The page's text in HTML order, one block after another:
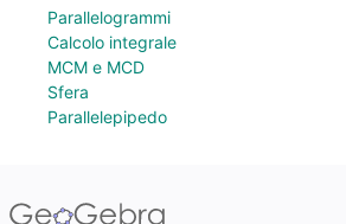
Parallelogrammi
Calcolo integrale
MCM e MCD
Sfera
Parallelepipedo